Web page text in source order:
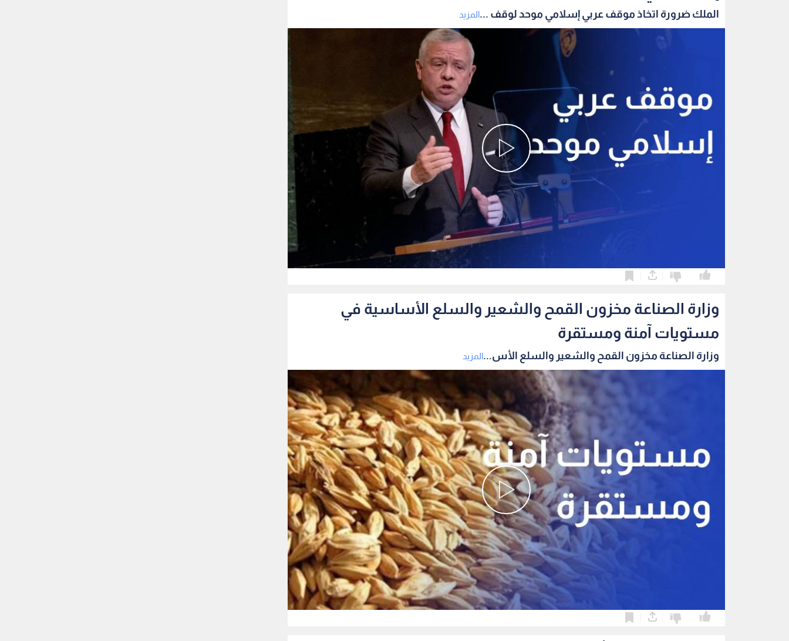
الملك ضرورة اتخاذ موقف عربي إسلامي موحد لوقف ...المزيد
وزارة الصناعة مخزون القمح والشعير والسلع الأساسية في
مستويات آمنة ومستقرة
وزارة الصناعة مخزون القمح والشعير والسلع الأس...المزيد